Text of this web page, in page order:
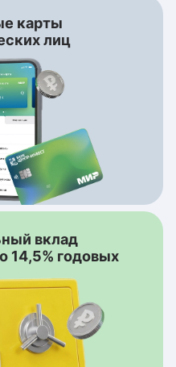
карты
лиц
вклад
14,5% годовых